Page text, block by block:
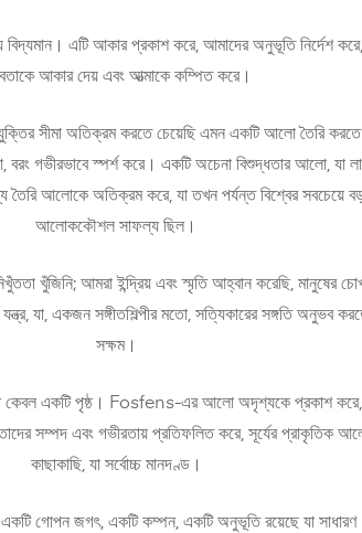
বিদ্যমান। এটি আকার প্রকাশ করে, আমাদের অনুভূতি নির্দেশ করে,
আকার দেয় এবং আত্মাকে কম্পিত করে।
সীমা অতিক্রম করতে চেয়েছি এমন একটি আলো তৈরি করতে
গভীরভাবে স্পর্শ করে। একটি অচেনা বিশুদ্ধতার আলো, যা লা
তৈরি আলোকে অতিক্রম করে, যা তখন পর্যন্ত বিশ্বের সবচেয়ে
আলোককৌশল সাফল্য ছিল।
খুঁজিনি; আমরা ইন্দ্রিয় এবং স্মৃতি আহ্বান করেছি, মানুষের
যা, একজন সঙ্গীতশিল্পীর মতো, সত্যিকারের সঙ্গতি অনুভব
সক্ষম।
কেবল একটি পৃষ্ঠ। Fosfens-এর আলো অদৃশ্যকে প্রকাশ করে,
সম্পদ এবং গভীরতায় প্রতিফলিত করে, সূর্যের প্রাকৃতিক
কাছাকাছি, যা সর্বোচ্চ মানদণ্ড।
একটি গোপন জগৎ, একটি কম্পন, একটি অনুভূতি রয়েছে যা সাধারণ